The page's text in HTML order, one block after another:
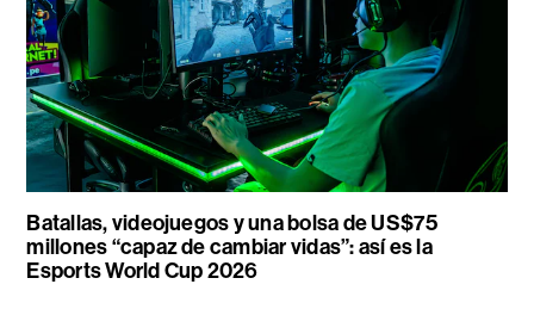
Batallas, videojuegos y una bolsa de US$75
millones “capaz de cambiar vidas”: así es la
Esports World Cup 2026